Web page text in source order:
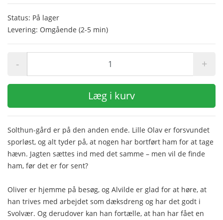
Status: På lager
Levering: Omgående (2-5 min)
- +
Læg i kurv
Solthun-gård er på den anden ende. Lille Olav er forsvundet
sporløst, og alt tyder på, at nogen har bortført ham for at tage
hævn. Jagten sættes ind med det samme – men vil de finde
ham, før det er for sent?
Oliver er hjemme på besøg, og Alvilde er glad for at høre, at
han trives med arbejdet som dæksdreng og har det godt i
Svolvær. Og derudover kan han fortælle, at han har fået en